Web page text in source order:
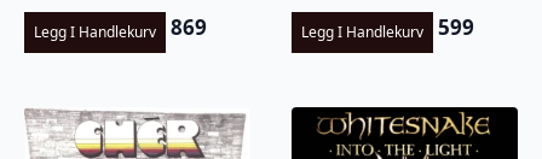
Legg I Handlekurv 869 Legg I Handlekurv 599